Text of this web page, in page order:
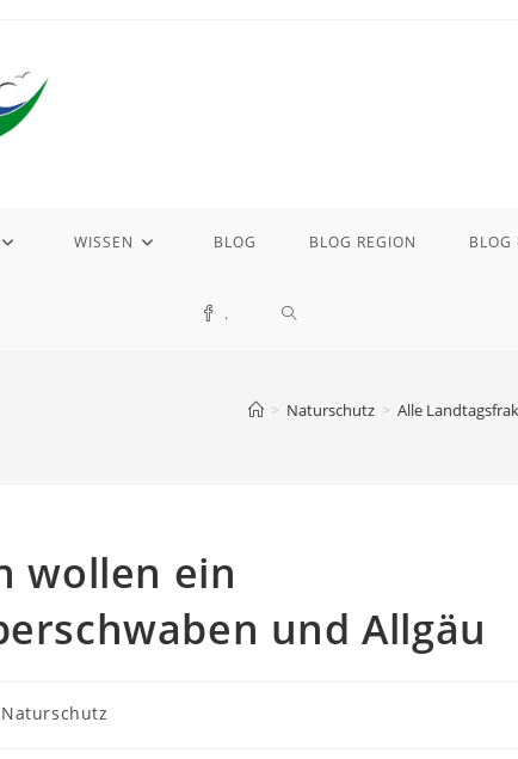
WISSEN BLOG BLOG REGION BLOG
. WEBSITE-
> Naturschutz > Alle
wollen ein
und Allgäu
Naturschutz